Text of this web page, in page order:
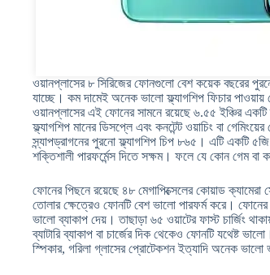
ওয়ানপ্লাসের ৮ সিরিজের ফোনগুলো বেশ কয়েক বছরের
যাচ্ছে। কম দামেই অনেক ভালো ফ্ল্যাগশিপ ফিচার
ওয়ানপ্লাসের এই ফোনের সামনে রয়েছে ৬.৫৫ ইঞ্চির
ফ্ল্যাগশিপ মানের ডিসপ্লে এবং কনটেন্ট ওয়াচিং বা
স্ন্যাপড্রাগনের পুরনো ফ্ল্যাগশিপ চিপ ৮৬৫। এটি একটি
শক্তিশালী পারফর্মেন্স দিতে সক্ষম। ফলে যে কোন গেম
ফোনের পিছনে রয়েছে ৪৮ মেগাপিক্সেলের কোয়াড
তোলার ক্ষেত্রেও ফোনটি বেশ ভালো পারফর্ম করে। ফোনের
ভালো ব্যাকাপ দেয়। তাছাড়া ৬৫ ওয়াটের ফাস্ট চার্জিং
ব্যাটারি ব্যাকাপ বা চার্জের দিক থেকেও ফোনটি যথেষ্ট
স্পিকার, গরিলা গ্লাসের প্রোটেকশন ইত্যাদি অনেক ভালো